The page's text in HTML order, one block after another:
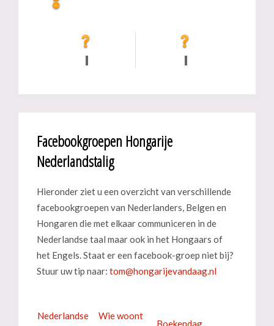
Facebookgroepen Hongarije
Nederlandstalig
Hieronder ziet u een overzicht van verschillende
facebookgroepen van Nederlanders, Belgen en
Hongaren die met elkaar communiceren in de
Nederlandse taal maar ook in het Hongaars of
het Engels. Staat er een facebook-groep niet bij?
Stuur uw tip naar:
Nederlandse
Wie woont
Boekendag